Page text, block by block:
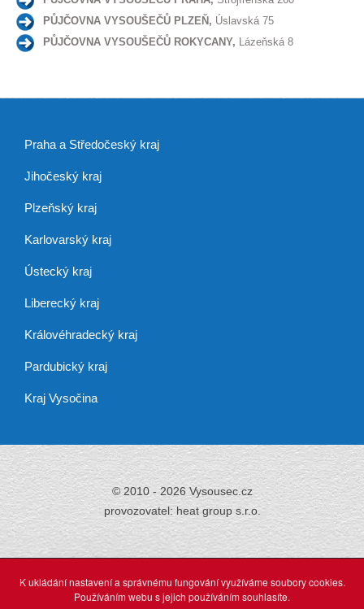
PŮJČOVNA VYSOUŠEČŮ PLZEŇ, Úslavská 75
PŮJČOVNA VYSOUŠEČŮ ROKYCANY, Lázeňská 8
Praha a Středočeský kraj
Jihočeský kraj
Plzeňský kraj
Karlovarský kraj
Ústecký kraj
Liberecký kraj
Královéhradecký kraj
Pardubický kraj
Kraj Vysočina
© 2010 - 2026 Vysousec.cz
provozovatel: heat group s.r.o.
Již přes 30 letzajišťujeme odstraňování
vlhkosti,
K ukládání nastavení a správnému fungování využíváme soubory cookies.
Používáním webu s jejich používáním souhlasíte.